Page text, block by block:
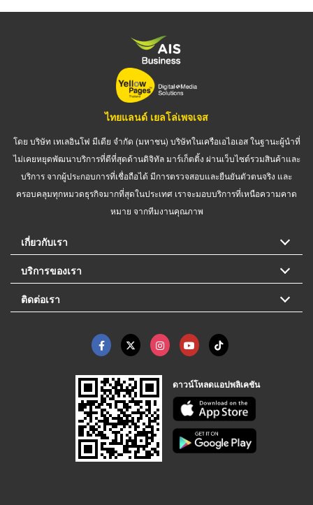
ไทยแลนด์ เยลโล่เพจเจส
โดย บริษัท เทเลอินโฟ มีเดีย จำกัด (มหาชน) บริษัทในเครือเอไอเอส ในฐานะผู้นำที่
ไม่เคยหยุดพัฒนาบริการที่ดีที่สุดด้านดิจิทัล มาร์เก็ตติ้ง ผ่านเว็บไซต์รวมสินค้าและ
บริการ จากผู้ประกอบการที่เชื่อถือได้ มีการตรวจสอบและยืนยันตัวตนจริง และ
ครอบคลุมทุกหมวดธุรกิจมากที่สุดในประเทศ เราจะมอบบริการที่เหนือความคาด
หมาย จากทีมงานคุณภาพ
เกี่ยวกับเรา
บริการของเรา
ติดต่อเรา
ดาวน์โหลดแอปพลิเคชัน